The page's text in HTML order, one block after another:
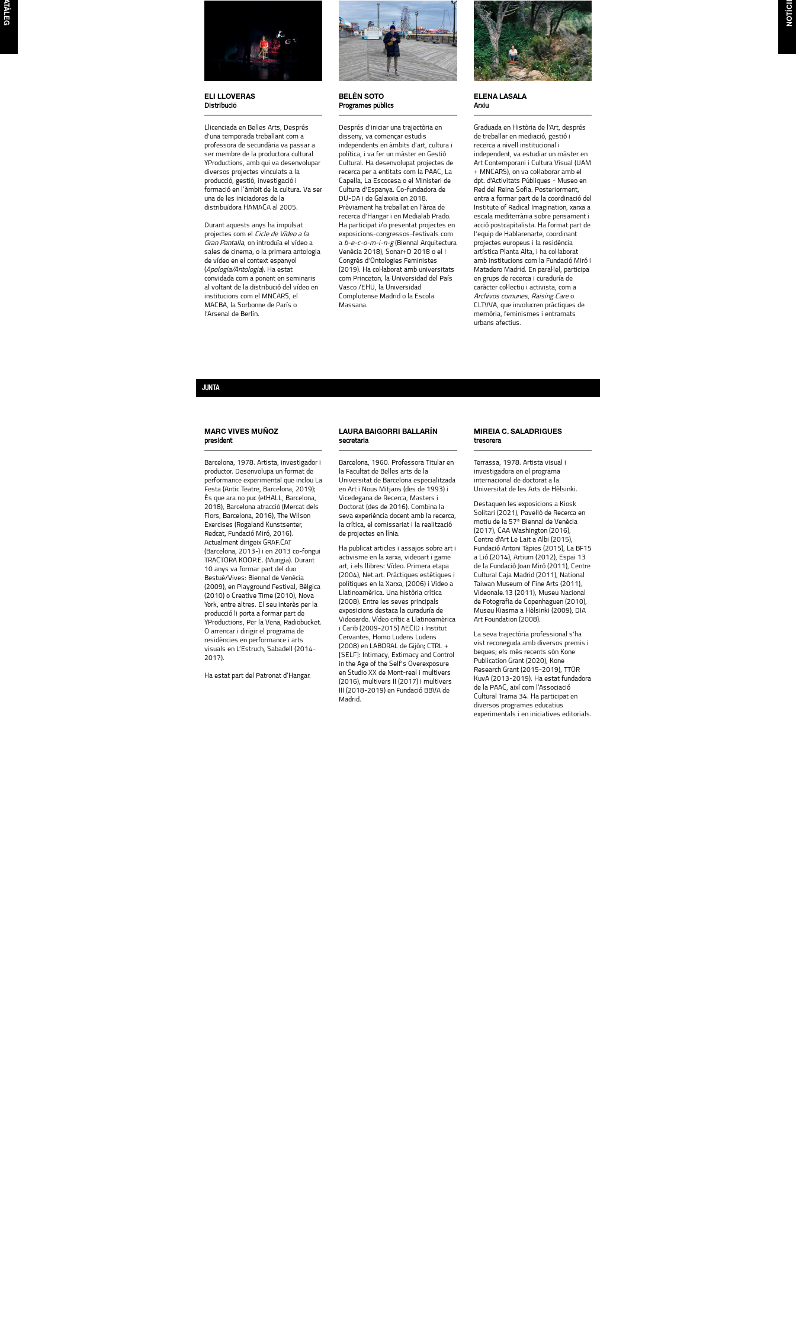
CATÀLEG NOTÍCIES
ELI LLOVERAS
Distribució
Llicenciada en Belles Arts, Després
d'una temporada treballant com a
professora de secundària va passar a
ser membre de la productora cultural
YProductions, amb qui va desenvolupar
diversos projectes vinculats a la
producció, gestió, investigació i
formació en l’àmbit de la cultura. Va ser
una de les iniciadores de la
distribuïdora HAMACA al 2005.
Durant aquests anys ha impulsat
projectes com el Cicle de Vídeo a la
Gran Pantalla, on introduïa el vídeo a
sales de cinema, o la primera antologia
de vídeo en el context espanyol
(Apologia/Antologia). Ha estat
convidada com a ponent en seminaris
al voltant de la distribució del vídeo en
institucions com el MNCARS, el
MACBA, la Sorbonne de París o
l’Arsenal de Berlín.
BELÉN SOTO
Programes públics
Després d'iniciar una trajectòria en
disseny, va començar estudis
independents en àmbits d'art, cultura i
política, i va fer un màster en Gestió
Cultural. Ha desenvolupat projectes de
recerca per a entitats com la PAAC, La
Capella, La Escocesa o el Ministeri de
Cultura d'Espanya. Co-fundadora de
DU-DA i de Galaxxia en 2018.
Prèviament ha treballat en l'àrea de
recerca d'Hangar i en Medialab Prado.
Ha participat i/o presentat projectes en
exposicions-congressos-festivals com
a b-e-c-o-m-i-n-g(Biennal Arquitectura
Venècia 2018), Sonar+D 2018 o el I
Congrés d'Ontologies Feministes
(2019). Ha col·laborat amb universitats
com Princeton, la Universidad del País
Vasco /EHU, la Universidad
Complutense Madrid o la Escola
Massana.
ELENA LASALA
Arxiu
Graduada en Història de l'Art, després
de treballar en mediació, gestió i
recerca a nivell institucional i
independent, va estudiar un màster en
Art Contemporani i Cultura Visual (UAM
+ MNCARS), on va col·laborar amb el
dpt. d'Activitats Públiques - Museo en
Red del Reina Sofia. Posteriorment,
entra a formar part de la coordinació del
Institute of Radical Imagination, xarxa a
escala mediterrània sobre pensament i
acció postcapitalista. Ha format part de
l'equip de Hablarenarte, coordinant
projectes europeus i la residència
artística Planta Alta, i ha col·laborat
amb institucions com la Fundació Miró i
Matadero Madrid. En paral·lel, participa
en grups de recerca i curaduría de
caràcter col·lectiu i activista, com a
Archivos comunes, Raising Careo
CLTVVA, que involucren pràctiques de
memòria, feminismes i entramats
urbans afectius.
JUNTA
MARC VIVES MUÑOZ
president
Barcelona, 1978. Artista, investigador i
productor. Desenvolupa un format de
performance experimental que inclou La
Festa (Antic Teatre, Barcelona, 2019);
És que ara no puc (etHALL, Barcelona,
2018), Barcelona atracció (Mercat dels
Flors, Barcelona, 2016), The Wilson
Exercises (Rogaland Kunstsenter,
Redcat, Fundació Miró, 2016).
Actualment dirigeix GRAF.CAT
(Barcelona, 2013-) i en 2013 co-fongui
TRACTORA KOOP.E. (Mungia). Durant
10 anys va formar part del duo
Bestué/Vives: Biennal de Venècia
(2009), en Playground Festival, Bèlgica
(2010) o Creative Time (2010), Nova
York, entre altres. El seu interès per la
producció li porta a formar part de
YProductions, Per la Vena, Radiobucket.
O arrencar i dirigir el programa de
residències en performance i arts
visuals en L’Estruch, Sabadell (2014-
2017).
Ha estat part del Patronat d’Hangar.
LAURA BAIGORRI BALLARÍN
secretaria
Barcelona, 1960. Professora Titular en
la Facultat de Belles arts de la
Universitat de Barcelona especialitzada
en Art i Nous Mitjans (des de 1993) i
Vicedegana de Recerca, Masters i
Doctorat (des de 2016). Combina la
seva experiència docent amb la recerca,
la crítica, el comissariat i la realització
de projectes en línia.
Ha publicat articles i assajos sobre art i
activisme en la xarxa, videoart i game
art, i els llibres: Vídeo. Primera etapa
(2004), Net.art. Pràctiques estètiques i
polítiques en la Xarxa, (2006) i Vídeo a
Llatinoamèrica. Una història crítica
(2008). Entre les seves principals
exposicions destaca la curaduría de
Videoarde. Vídeo crític a Llatinoamèrica
i Carib (2009-2015) AECID i Institut
Cervantes, Homo Ludens Ludens
(2008) en LABORAL de Gijón; CTRL +
[SELF]: Intimacy, Extimacy and Control
in the Age of the Self's Overexposure
en Studio XX de Mont-real i multivers
(2016), multivers II (2017) i multivers
III (2018-2019) en Fundació BBVA de
Madrid.
MIREIA C. SALADRIGUES
tresorera
Terrassa, 1978. Artista visual i
investigadora en el programa
internacional de doctorat a la
Universitat de les Arts de Hèlsinki.
Destaquen les exposicions a Kiosk
Solitari (2021), Pavelló de Recerca en
motiu de la 57ª Biennal de Venècia
(2017), CAA Washington (2016),
Centre d'Art Le Lait a Albi (2015),
Fundació Antoni Tàpies (2015), La BF15
a Lió (2014), Artium (2012), Espai 13
de la Fundació Joan Miró (2011), Centre
Cultural Caja Madrid (2011), National
Taiwan Museum of Fine Arts (2011),
Videonale.13 (2011), Museu Nacional
de Fotografia de Copenhaguen (2010),
Museu Kiasma a Hèlsinki (2009), DIA
Art Foundation (2008).
La seva trajectòria professional s'ha
vist reconeguda amb diversos premis i
beques; els més recents són Kone
Publication Grant (2020), Kone
Research Grant (2015-2019), TTOR
KuvA (2013-2019). Ha estat fundadora
de la PAAC, així com l’Associació
Cultural Trama 34. Ha participat en
diversos programes educatius
experimentals i en iniciatives editorials.